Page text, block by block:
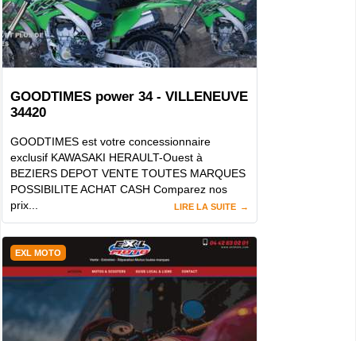
GOODTIMES power 34 - VILLENEUVE
34420
GOODTIMES est votre concessionnaire
exclusif KAWASAKI HERAULT-Ouest à
BEZIERS DEPOT VENTE TOUTES MARQUES
POSSIBILITE ACHAT CASH Comparez nos
prix...
LIRE LA SUITE
EXL MOTO